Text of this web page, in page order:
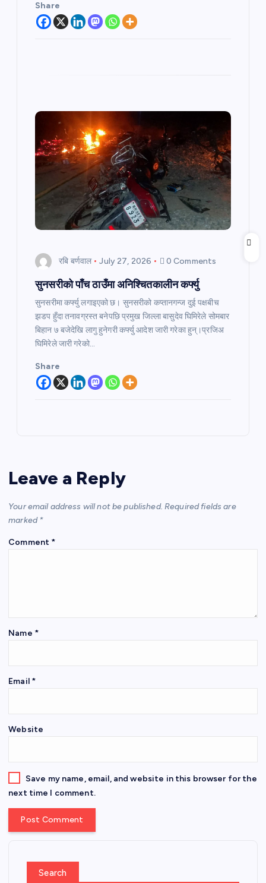
Share
रबि बर्णवाल July 27, 2026 0 Comments
सुनसरीको पाँच ठाउँमा अनिश्चितकालीन कर्फ्यु
सुनसरीमा कर्फ्यु लगाइएको छ। सुनसरीको कप्तानगन्ज दुई पक्षबीच
झडप हुँदा तनावग्रस्त बनेपछि प्रमुख जिल्ला बासुदेव घिमिरेले सोमबार
बिहान ७ बजेदेखि लागु हुनेगरी कर्फ्यु आदेश जारी गरेका हुन्।प्रजिअ
घिमिरेले जारी गरेको…
Share
Leave a Reply
Your email address will not be published. Required fields are
marked *
Comment *
Name *
Email *
Website
Save my name, email, and website in this browser for the
next time I comment.
Search